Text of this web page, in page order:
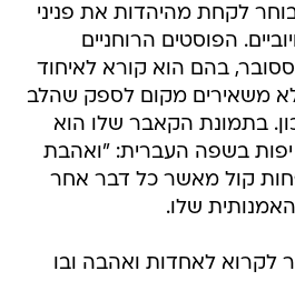
לקחת מהיהדות את פניני
הפוסטים הרוחניים
בהם הוא קורא לאיחוד
משאירים מקום לספק שהלב
בתמונת הקאבר שלו הוא
יפות בשפה העברית: "ואהבת
קול מאשר כל דבר אחר
שלו.
לקרוא לאחדות ואהבה ובו